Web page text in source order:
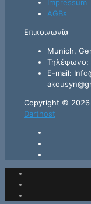
Impressum
AGBs
Επικοινωνία
Munich,
Τηλέφωνο:
E-mail:
Copyright © 2026
Darthost